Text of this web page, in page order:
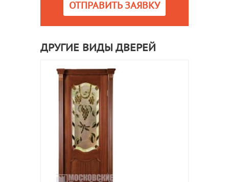
ОТПРАВИТЬ ЗАЯВКУ
ДРУГИЕ ВИДЫ ДВЕРЕЙ